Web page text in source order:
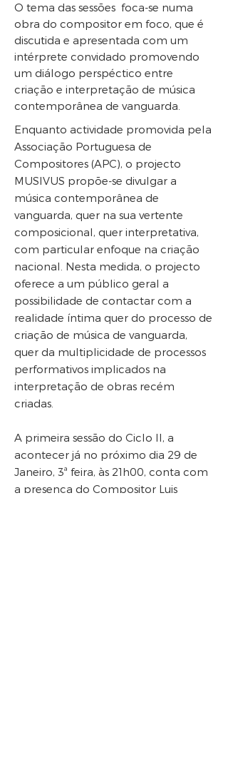
O tema das sessões foca-se numa
obra do compositor em foco, que é
discutida e apresentada com um
intérprete convidado promovendo
um diálogo perspéctico entre
criação e interpretação de música
contemporânea de vanguarda.
Enquanto actividade promovida pela
Associação Portuguesa de
Compositores (APC), o projecto
MUSIVUS propõe-se divulgar a
música contemporânea de
vanguarda, quer na sua vertente
composicional, quer interpretativa,
com particular enfoque na criação
nacional. Nesta medida, o projecto
oferece a um público geral a
possibilidade de contactar com a
realidade íntima quer do processo de
criação de música de vanguarda,
quer da multiplicidade de processos
performativos implicados na
interpretação de obras recém
criadas.
A primeira sessão do Ciclo II, a
acontecer já no próximo dia 29 de
Janeiro, 3ª feira, às 21h00, conta com
a presença do Compositor Luis